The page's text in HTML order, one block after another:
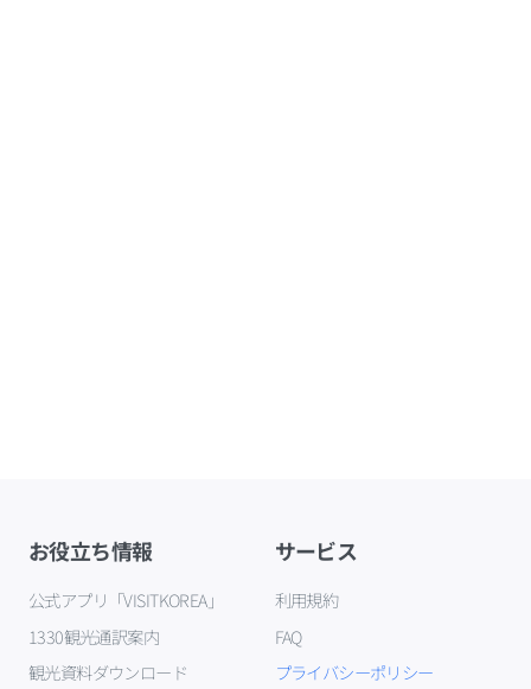
お役立ち情報
公式アプリ「VISITKOREA」
1330観光通訳案内
観光資料ダウンロード
サービス
利用規約
FAQ
プライバシーポリシー